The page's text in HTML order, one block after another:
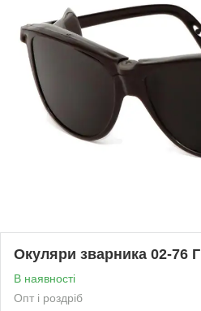
Окуляри зварника 02-76 Г
В наявності
Опт і роздріб